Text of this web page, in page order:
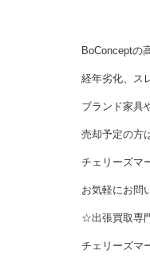
BoConceptの
経年劣化、ス
ブランド家具
売却予定の方
チェリーズマ
お気軽にお問
☆出張買取専
チェリーズマ